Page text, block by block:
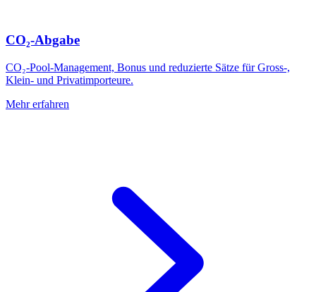
CO₂-Abgabe
CO₂-Pool-Management, Bonus und reduzierte Sätze für Gross-,
Klein- und Privatimporteure.
Mehr erfahren